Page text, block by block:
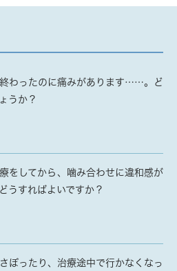
わったのに痛みがあります……。ど
うか？
をしてから、噛み合わせに違和感が
うすればよいですか？
ぼったり、治療途中で行かなくなっ